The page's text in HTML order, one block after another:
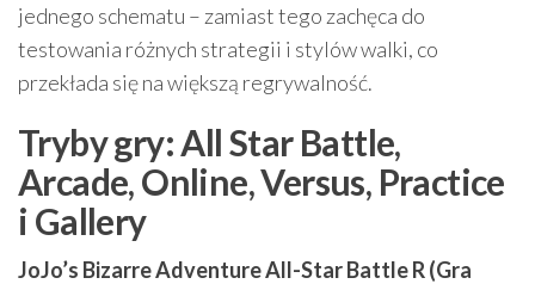
jednego schematu – zamiast tego zachęca do
testowania różnych strategii i stylów walki, co
przekłada się na większą regrywalność.
Tryby gry: All Star Battle,
Arcade, Online, Versus, Practice
i Gallery
JoJo’s Bizarre Adventure All-Star Battle R (Gra